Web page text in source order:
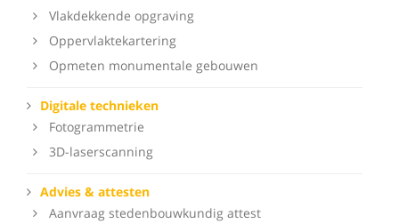
Vlakdekkende opgraving
Oppervlaktekartering
Opmeten monumentale gebouwen
Digitale technieken
Fotogrammetrie
3D-laserscanning
Advies & attesten
Aanvraag stedenbouwkundig attest